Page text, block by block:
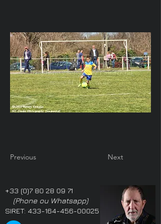
Previous Next
+33 (0)7 80 28 09 71
(Phone ou Whatsapp)
SIRET: 433-164-456-00025